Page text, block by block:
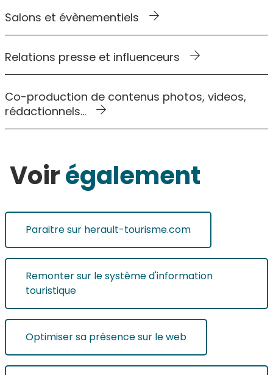
Salons et évènementiels
Relations presse et influenceurs
Co-production de contenus photos, videos,
rédactionnels...
Voirégalement
Paraitre sur herault-tourisme.com
Remonter sur le système d'information
touristique
Optimiser sa présence sur le web